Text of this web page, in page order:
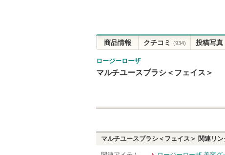
商品情報 クチコミ (934) 投稿写真
ロージーローザ
マルチユースブラシ＜フェイス＞
マルチユースブラシ＜フェイス＞ 関連リン